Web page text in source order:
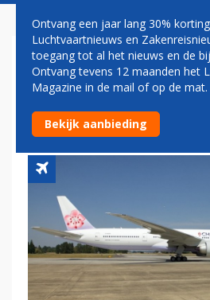
CHINA AIRLINES
FRANCE STARTEN
CODESHARING
Ontvang een jaar lang 30%
Luchtvaartnieuws en
toegang tot al het nieuws en de
Ontvang tevens 12 maanden het
Magazine in de mail of op de mat.
Bekijk aanbieding